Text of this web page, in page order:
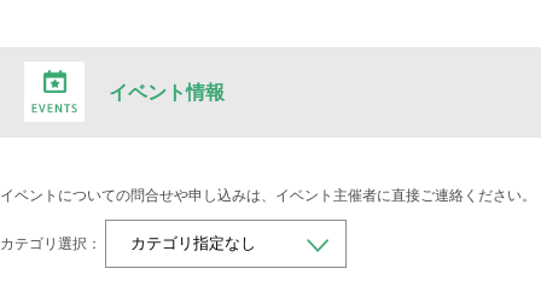
イベント情報
イベントについての問合せや申し込みは、イベント主催者に直接ご連絡ください。
カテゴリ選択：